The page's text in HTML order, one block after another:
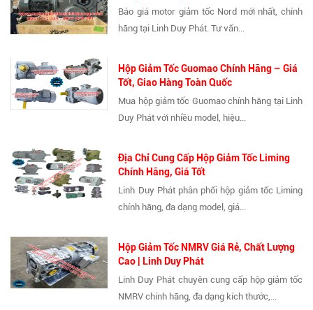
Báo giá motor giảm tốc Nord mới nhất, chính
hãng tại Linh Duy Phát. Tư vấn...
Hộp Giảm Tốc Guomao Chính Hãng – Giá
Tốt, Giao Hàng Toàn Quốc
Mua hộp giảm tốc Guomao chính hãng tại Linh
Duy Phát với nhiều model, hiệu...
Địa Chỉ Cung Cấp Hộp Giảm Tốc Liming
Chính Hãng, Giá Tốt
Linh Duy Phát phân phối hộp giảm tốc Liming
chính hãng, đa dạng model, giá...
Hộp Giảm Tốc NMRV Giá Rẻ, Chất Lượng
Cao | Linh Duy Phát
Linh Duy Phát chuyên cung cấp hộp giảm tốc
NMRV chính hãng, đa dạng kích thước,...